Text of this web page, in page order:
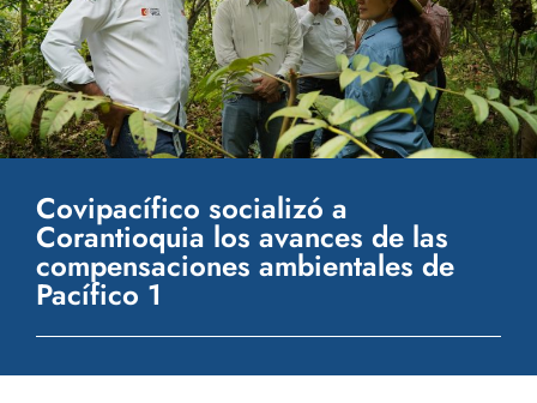
Covipacífico socializó a
Corantioquia los avances de las
compensaciones ambientales de
Pacífico 1